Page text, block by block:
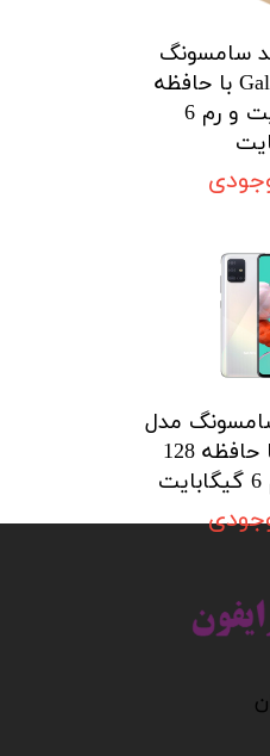
سامسونگ
مدل Galaxy M31s با حافظه
128 گیگابایت و رم 6
مدل
Galaxy A51 با حافظه 128